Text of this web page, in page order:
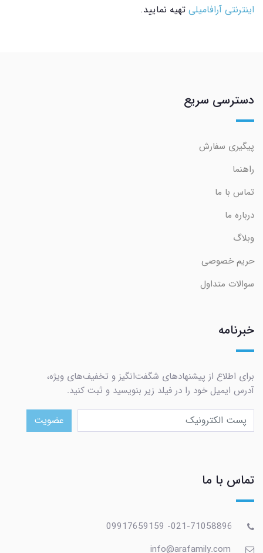
اینترنتی آرافامیلی تهیه نمایید.
دسترسی سریع
پیگیری سفارش
راهنما
تماس با ما
درباره ما
وبلاگ
حریم خصوصی
سوالات متداول
خبرنامه
برای اطلاع از پیشنهادهای شگفت‌انگیز و تخفیف‌های ویژه،
آدرس ایمیل خود را در فیلد زیر بنویسید و ثبت کنید.
عضویت
تماس با ما